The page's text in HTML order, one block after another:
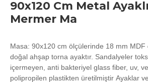
90x120 Cm Metal
Mermer Ma
Masa: 90x120 cm ölçülerinde 18 mm MDF
doğal ahşap torna ayaktır. Sandalyeler
içermeyen, anti bakteriyel glass fiber, uv, ve
polipropilen plastikten üretilmiştir Ayaklar